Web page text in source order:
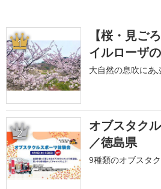
1
【桜・見ご
イルローザ
大自然の息吹にあ
2
オブスタク
／徳島県
9種類のオブスタ